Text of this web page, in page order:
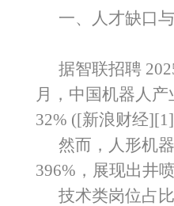
一、人才缺口
据智联招聘
月，中国机器人
32% ([新浪财经
然而，人形机
396% ，展现出井
技术类岗位占